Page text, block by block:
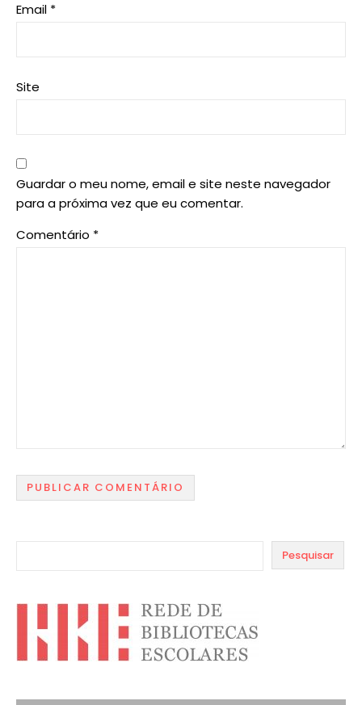
Email *
Site
Guardar o meu nome, email e site neste navegador
para a próxima vez que eu comentar.
Comentário *
Pesquisar